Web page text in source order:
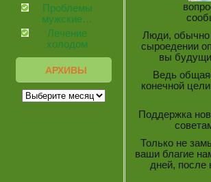
Проблемы
мужские…
Лечение
холодом
АРХИВЫ
Люди, обычно
сыроедении
вы
Ведь
конечной
Поддержка
Только не
ваши благие
дней, после